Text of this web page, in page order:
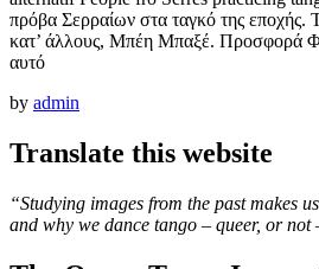
πρόβα Σερραίων στα ταγκό της εποχής.
κατ’ άλλους, Μπέη Μπαξέ. Προσφορά
αυτό
by admin
Translate this website
“Studying images from the past makes
and why we dance tango – queer, or not